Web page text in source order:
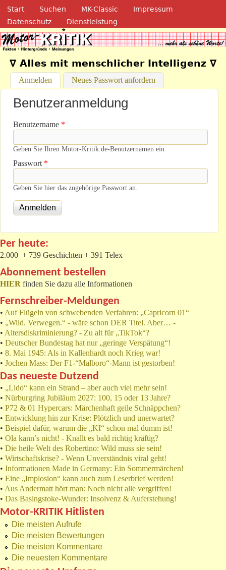
Direkt zum Inhalt
Navigation
Start Suchen MK-Classic
Impressum
Datenschutz
Dienstleistung
Motor-Kritik.de
∇ Alles mit menschlicher Intelligenz ∇
Anmelden (aktiver Reiter)
Neues Passwort anfordern
Benutzeranmeldung
Benutzername *
Geben Sie Ihren Motor-Kritik.de-Benutzernamen ein.
Passwort *
Geben Sie hier das zugehörige Passwort an.
Per heute:
2.000 + 739 Geschichten + 391 Telex
Abonnement bestellen
HIER finden Sie dazu alle Informationen
Fernschreiber-Meldungen
• Auf Flügeln von schwebenden Verfahren: „Capricorn 01“
• „Wild. Verwegen.“ - wäre schon DER Titel. Aber… -
• Altersdiskriminierung? - Zu alt für „TikTok“?
• Deutscher Bundestag hat nur „geringe Verspätung“!
• 8. Mai 1945: Als in Kallenhardt noch Krieg war!
• Jochen Mass: Der F1-“Malboro“-Mann ist gestorben!
Das neueste Dutzend
• „Lido“ kann ein Strand – aber auch viel mehr sein!
• Nürburgring Jubiläum 2027: 100, 15 oder 13 Jahre?
• P72 & 01 Hypercars: Märchenhaft geile Schnäppchen?
• Entwicklung hin zur Krise: Plötzlich und unerwartet?
• Beispiel dafür, warum die „KI“ schon mal dumm ist!
• Ola kann’s nicht! - Knallt es bald richtig kräftig?
• Die heile Welt des Robertino: Wild muss sie sein!
• Wirtschaftskrise? - Wenn Unverständnis viral geht!
• Informationen Made in Germany: Ein Sommermärchen!
• Eine „Implosion“ kann auch zum Leserbrief werden!
• Aus Andermatt hört man: Noch nicht alle vergriffen!
• Das Basingstoke-Wunder: Insolvenz & Auferstehung!
Motor-KRITIK Hitlisten
Die meisten Aufrufe
Die meisten Bewertungen
Die meisten Kommentare
Die neuesten Kommentare